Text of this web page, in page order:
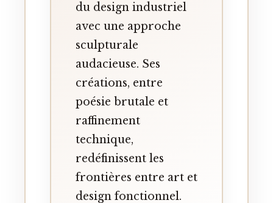
du design industriel
avec une approche
sculpturale
audacieuse. Ses
créations, entre
poésie brutale et
raffinement
technique,
redéfinissent les
frontières entre art et
design fonctionnel.